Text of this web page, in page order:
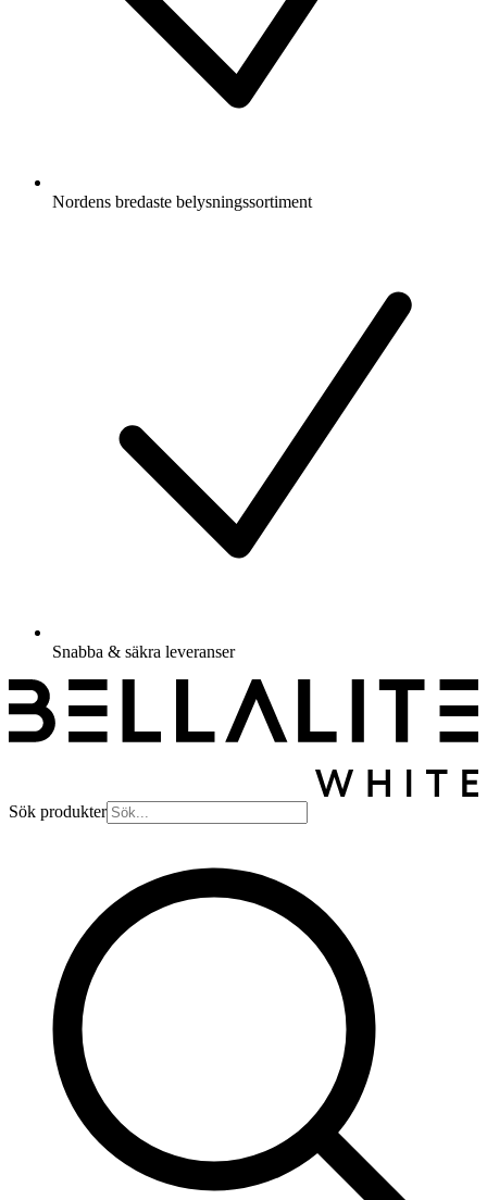
Nordens bredaste belysningssortiment
Snabba & säkra leveranser
Sök produkter